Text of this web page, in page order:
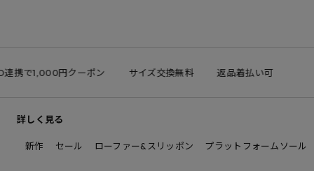
携で1,000円クーポン サイズ交換無料 返品着払い可
詳しく見る
新作 セール ローファー&スリッポン プラットフォームソール